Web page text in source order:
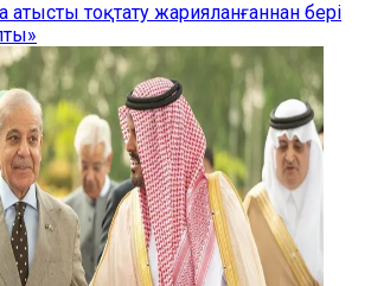
тоқтату жарияланғаннан бері